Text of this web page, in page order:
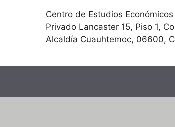
Centro de Estudios
Privado Lancaster 15, Piso 1,
Alcaldía Cuauhtemoc, 06600,